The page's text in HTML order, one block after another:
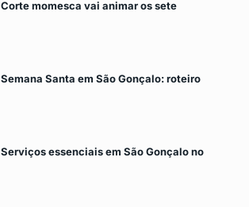
Corte momesca vai animar os sete
Semana Santa em São Gonçalo: roteiro
Serviços essenciais em São Gonçalo no